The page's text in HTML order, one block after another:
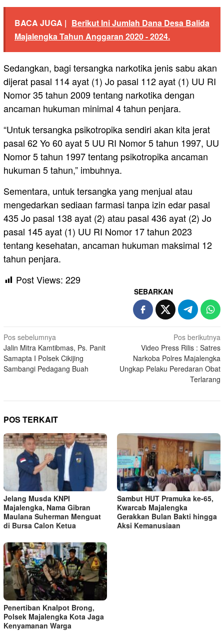
BACA JUGA | Berikut Ini Jumlah Dana Desa Balida
Majalengka Tahun Anggaran 2020 - 2024.
Sedangkan, bagi tersangka narkotika jenis sabu akan
dijerat pasal 114 ayat (1) Jo pasal 112 ayat (1) UU RI
Nomor 35 tahun 2009 tentang narkotika dengan
ancaman hukuman minimal 4 tahun penjara.
“Untuk tersangka psikotropika sendiri akan kita jerat
pasal 62 Yo 60 ayat 5 UU RI Nomor 5 tahun 1997, UU
Nomor 5 tahun 1997 tentang psikotropika ancaman
hukuman 5 tahun,” imbuhnya.
Sementara, untuk tersangka yang menjual atau
mengedarkan sediaan farmasi tanpa izin edar pasal
435 Jo pasal 138 ayat (2) atau pasal 436 ayat (2) Jo
pasal 145 ayat (1) UU RI Nomor 17 tahun 2023
tentang kesehatan, ancaman hukuman maksimal 12
tahun penjara.
Post Views: 229
SEBARKAN
Navigasi
pos
Pos sebelumnya
Jalin Mitra Kamtibmas, Ps. Panit
Samapta I Polsek Cikijing
Sambangi Pedagang Buah
Pos berikutnya
Video Press Rilis : Satres
Narkoba Polres Majalengka
Ungkap Pelaku Peredaran Obat
Terlarang
POS TERKAIT
Jelang Musda KNPI
Majalengka, Nama Gibran
Maulana Suherman Menguat
di Bursa Calon Ketua
Sambut HUT Pramuka ke-65,
Kwarcab Majalengka
Gerakkan Bulan Bakti hingga
Aksi Kemanusiaan
Penertiban Knalpot Brong,
Polsek Majalengka Kota Jaga
Kenyamanan Warga